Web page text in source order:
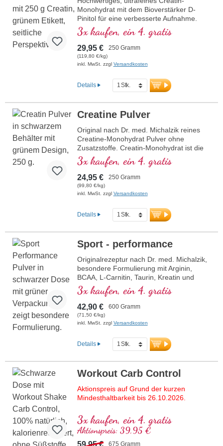
Mehr Informationen zu Creatine Pro
Level
Monohydrat mit dem Bioverstärker D-
Pinitol für eine verbesserte Aufnahme.
Unterstützt die körperliche
Leistungsfähigkeit bei intensiven
Trainingseinheiten und fördert die
Regeneration nach dem Sport. Perfekt
löslich, flexibel dosierbar. Vegan, ohne
Versiegelung – entwickelt von Ärzten und
in Deutschland produziert.
Level
3x kaufen, ein 4. gratis
29,95 € 250 Gramm
(119,80 €/kg)
inkl. MwSt. zzgl Versandkosten
Details
Creatine Pulver
Original nach Dr. med. Michalzik reines
Creatine-Monohydrat Pulver ohne
Zusatzstoffe. Creatin-Monohydrat ist die
besterprobte Creatin-Verbindung auf dem
Markt. Hocheffektiv zur Steigerung der
körperlichen Leistungsfähigkeit und
Muskelkraft, hoch bioverfügbar. Von
Ärzten entwickelt, über 20-jährige
3x kaufen, ein 4. gratis
24,95 € 250 Gramm
(99,80 €/kg)
inkl. MwSt. zzgl Versandkosten
Details
Sport - performance
Originalrezeptur nach Dr. med. Michalzik,
besondere Formulierung mit Arginin,
BCAA, L-Carnitin, Taurin, Kreatin und
Magnesium.
3x kaufen, ein 4. gratis
42,90 € 600 Gramm
(71,50 €/kg)
inkl. MwSt. zzgl Versandkosten
Details
Workout Carb Control
Aktionspreis auf Grund der kurzen
Mindesthaltbarkeit bis 26.10.2026.
Die ultimative Formel für alle, die höchste
Ansprüche an ihr Workout-Produkt stellen!
Enthält das gesamte Spektrum
essenzieller Aminosäuren (EAAs) und
3x kaufen, ein 4. gratis
Aktionspreis: 39,95 €
59,95 € 675 Gramm